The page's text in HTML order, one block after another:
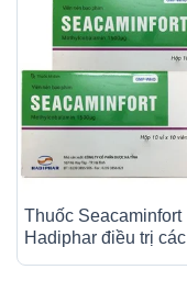
Thuốc Seacaminfort
Hadiphar điều trị các